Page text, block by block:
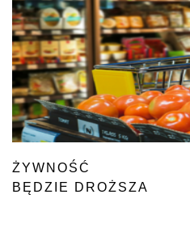
ŻYWNOŚĆ
BĘDZIE DROŻSZA